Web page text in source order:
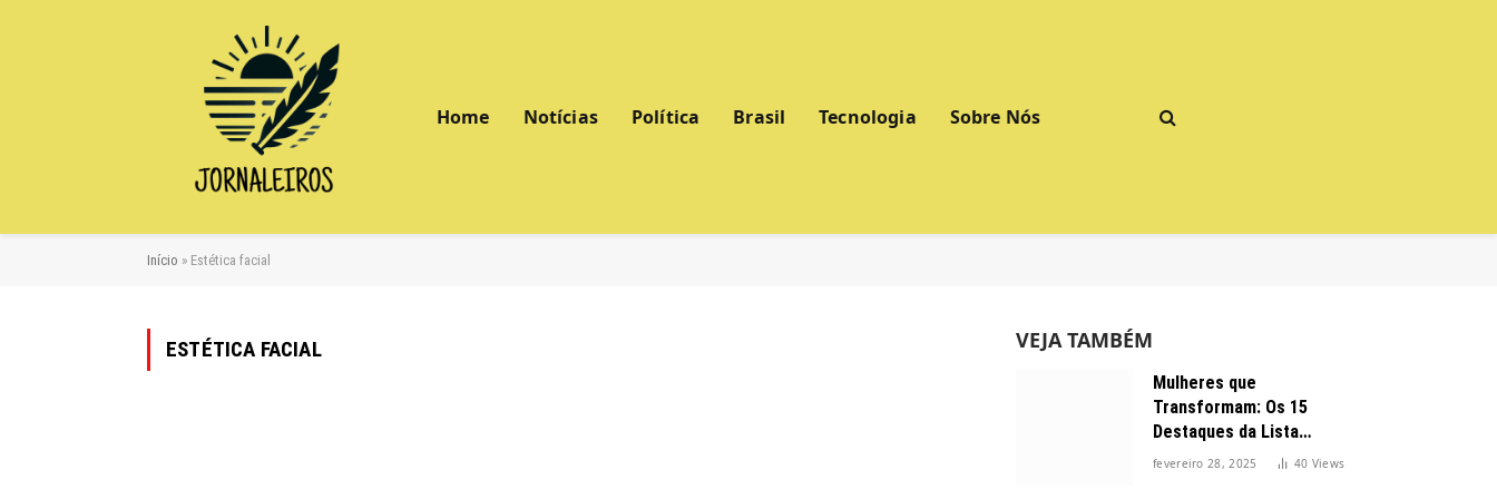
Home Notícias Política Brasil Tecnologia Sobre Nós
Início » Estética facial
ESTÉTICA FACIAL VEJA TAMBÉM
Mulheres que
Transformam: Os 15
Destaques da Lista
Forbes 2025 no Brasil
fevereiro 28, 2025 40 Views